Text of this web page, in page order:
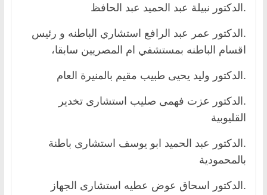
.الدكتور نبيلة عبد الحميد عبد الحافظ
.الدكتور عمر عبد الرافع استشاري الباطنه و رئيس
اقسام الباطنه بمستشفي ام المصريين سابقا،
.الدكتور وليد يحيى طبيب مقيم بالمنيرة العام
.الدكتور عزت فهمى صليب استشارى تخدير
القليوبية
.الدكتور عبد الحميد ابو يوسف استشارى باطنة
بالمحمودية
.الدكتور اسحاق عوض عطيه استشارى الجهاز